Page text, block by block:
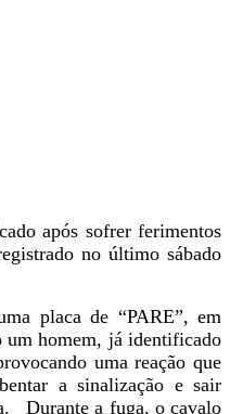
após sofrer ferimentos
no último sábado
placa de “PARE”, em
um homem, já identificado
uma reação que
a sinalização e sair
Durante a fuga, o cavalo